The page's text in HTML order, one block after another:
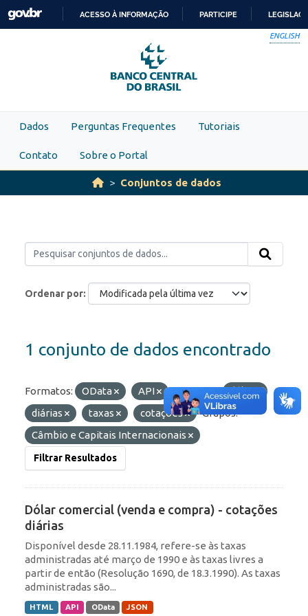
Skip to main content
PARA
O
CONTEÚDO
ACESSO À INFORMAÇÃO PARTICIPE
ENGLISH
Dados Perguntas Frequentes Tutoriais
Contato Sobre o Portal
Conjuntos de dados
Ordenar por
1 conjunto de dados encontrado
Formatos: OData API Etiquetas:
dólar
diárias
taxas cotações
Grupos:
Câmbio e Capitais Internacionais
Filtrar Resultados
Dólar comercial (venda e compra) - cotações
diárias
Disponível desde 28.11.1984, refere-se às taxas
administradas até março de 1990 e às taxas livres a
partir de então (Resolução 1690, de 18.3.1990). As taxas
administradas são...
HTML API OData JSON